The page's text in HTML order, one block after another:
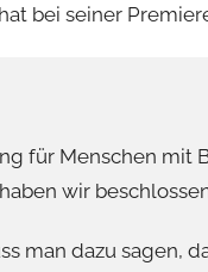
bei seiner
für Menschen mit
wir
man dazu sagen,